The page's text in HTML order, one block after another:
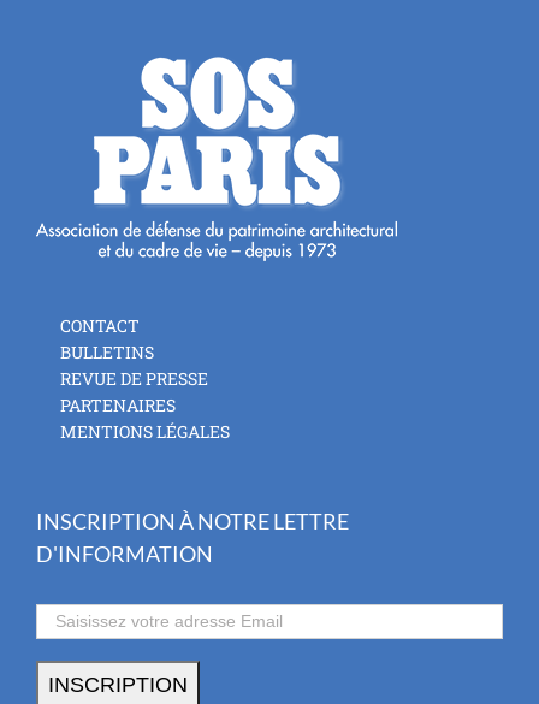
CONTACT
BULLETINS
REVUE DE PRESSE
PARTENAIRES
MENTIONS LÉGALES
INSCRIPTION À NOTRE LETTRE
D'INFORMATION